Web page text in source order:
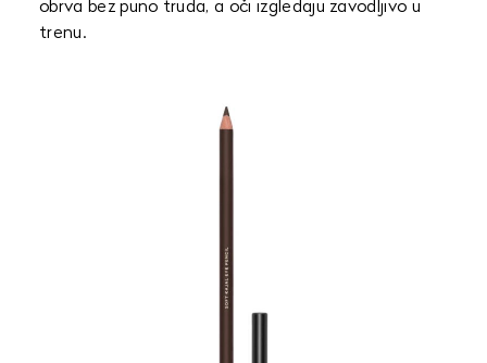
obrva bez puno truda, a oči izgledaju zavodljivo u
trenu.